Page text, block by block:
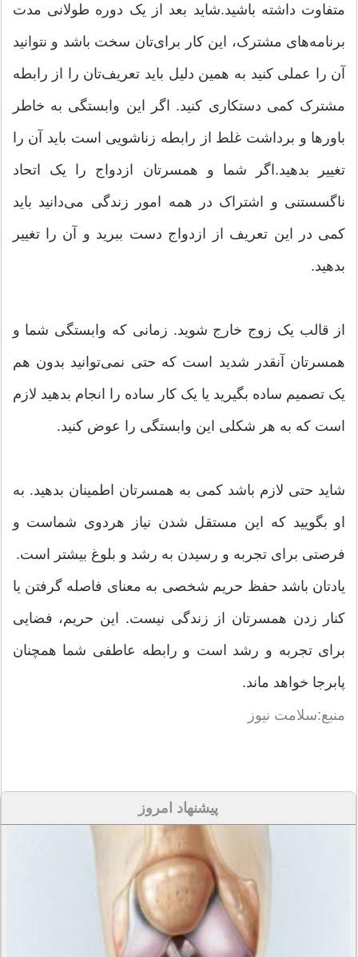
متفاوت داشته باشید.شاید بعد از یک دوره طولانی مدت
برنامه‌های مشترک، این کار برای‌تان سخت باشد و نتوانید
آن را عملی کنید به همین دلیل باید تعریف‌تان را از رابطه
مشترک کمی دستکاری کنید. اگر این وابستگی به خاطر
باورها و برداشت غلط از رابطه زناشویی است باید آن را
تغییر بدهید.اگر شما و همسرتان ازدواج را یک اتحاد
ناگسستنی و اشتراک در همه امور زندگی می‌دانید باید
کمی در این تعریف از ازدواج دست ببرید و آن را تغییر
بدهید.
از قالب یک زوج خارج شوید. زمانی که وابستگی شما و
همسرتان آنقدر شدید است که حتی نمی‌توانید بدون هم
یک تصمیم ساده بگیرید یا یک کار ساده را انجام بدهید لازم
است که به هر شکلی این وابستگی را عوض کنید.
شاید حتی لازم باشد کمی به همسرتان اطمینان بدهید. به
او بگویید که این مستقل شدن نیاز هردوی شماست و
فرصتی برای تجربه و رسیدن به رشد و بلوغ بیشتر است.
یادتان باشد حفظ حریم شخصی به معنای فاصله گرفتن یا
کنار زدن همسرتان از زندگی نیست. این حریم، فضایی
برای تجربه و رشد است و رابطه عاطفی شما همچنان
پابرجا خواهد ماند.
منبع:سلامت نیوز
پیشنهاد امروز